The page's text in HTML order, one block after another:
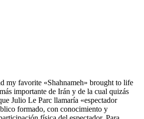
my favorite «Shahnameh» brought to life
importante de Irán y de la cual quizás
Julio Le Parc llamaría «espectador
formado, con conocimiento y